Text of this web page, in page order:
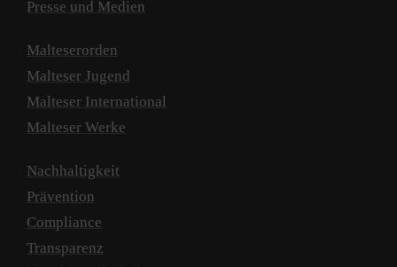
Presse und Medien
Malteserorden
Malteser Jugend
Malteser International
Malteser Werke
Nachhaltigkeit
Prävention
Compliance
Transparenz